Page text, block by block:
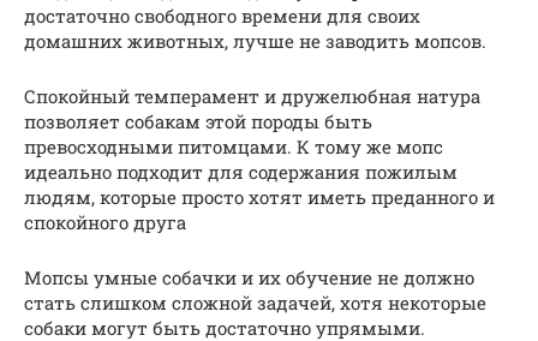
достаточно свободного времени для своих
домашних животных, лучше не заводить мопсов.
Спокойный темперамент и дружелюбная натура
позволяет собакам этой породы быть
превосходными питомцами. К тому же мопс
идеально подходит для содержания пожилым
людям, которые просто хотят иметь преданного и
спокойного друга
Мопсы умные собачки и их обучение не должно
стать слишком сложной задачей, хотя некоторые
собаки могут быть достаточно упрямыми.